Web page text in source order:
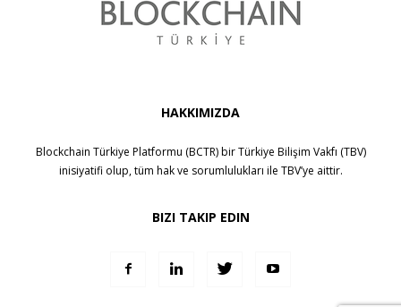
HAKKIMIZDA
Blockchain Türkiye Platformu (BCTR) birTürkiye Bilişim Vakfı (TBV)
inisiyatifi olup, tüm hak ve sorumlulukları ile TBV’ye aittir.
BIZI TAKIP EDIN